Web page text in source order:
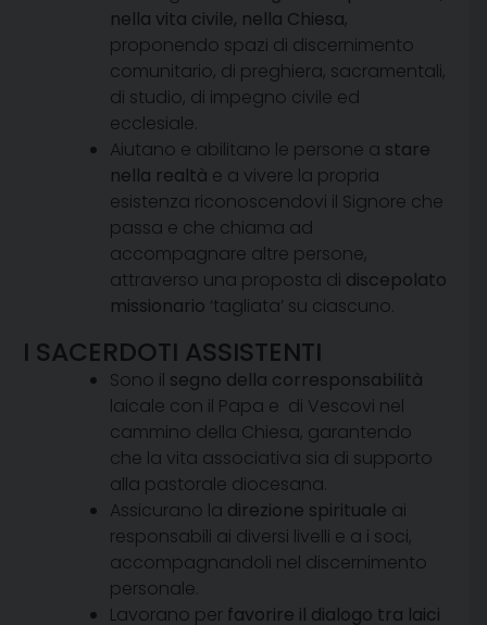
nella vita civile, nella Chiesa,
proponendo spazi di discernimento
comunitario, di preghiera, sacramentali,
di studio, di impegno civile ed
ecclesiale.
Aiutano e abilitano le persone a stare
nella realtà e a vivere la propria
esistenza riconoscendovi il Signore che
passa e che chiama ad
accompagnare altre persone,
attraverso una proposta di discepolato
missionario ‘tagliata’ su ciascuno.
I SACERDOTI ASSISTENTI
Sono il segno della corresponsabilità
laicale con il Papa e di Vescovi nel
cammino della Chiesa, garantendo
che la vita associativa sia di supporto
alla pastorale diocesana.
Assicurano la direzione spirituale ai
responsabili ai diversi livelli e a i soci,
accompagnandoli nel discernimento
personale.
Lavorano per favorire il dialogo tra laici